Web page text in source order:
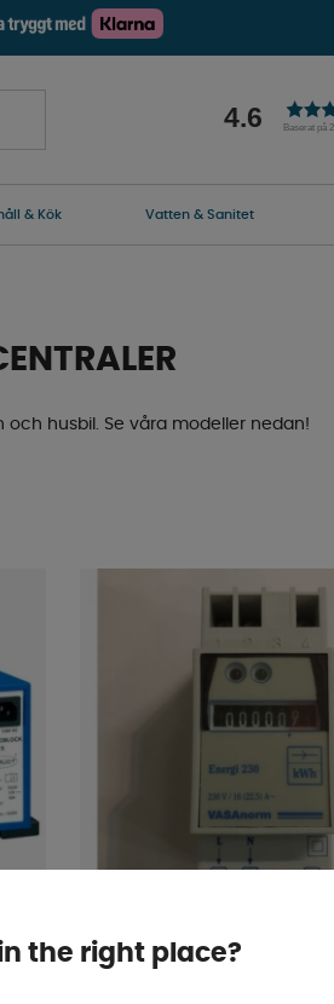
4.6 Baserat på
& Kök Vatten & Sanitet
och husbil. Se våra modeller nedan!
Elmätare För skena
the right place?